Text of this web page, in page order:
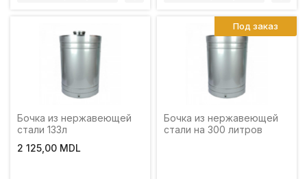
Бочка из нержавеющей
стали 133л
2 125,00 MDL
Бочка из нержавеющей
стали на 300 литров
Под заказ